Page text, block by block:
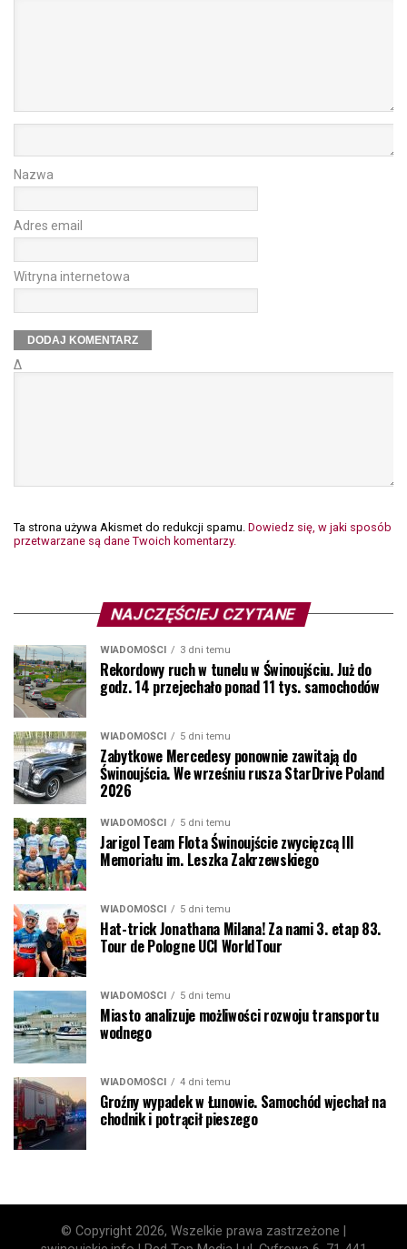
Nazwa
Adres email
Witryna internetowa
Δ
Ta strona używa Akismet do redukcji spamu. Dowiedz się, w jaki sposób
przetwarzane są dane Twoich komentarzy.
NAJCZĘŚCIEJ CZYTANE
WIADOMOŚCI 3 dni temu
Rekordowy ruch w tunelu w Świnoujściu. Już do
godz. 14 przejechało ponad 11 tys. samochodów
WIADOMOŚCI 5 dni temu
Zabytkowe Mercedesy ponownie zawitają do
Świnoujścia. We wrześniu rusza StarDrive Poland
2026
WIADOMOŚCI 5 dni temu
Jarigol Team Flota Świnoujście zwycięzcą III
Memoriału im. Leszka Zakrzewskiego
WIADOMOŚCI 5 dni temu
Hat-trick Jonathana Milana! Za nami 3. etap 83.
Tour de Pologne UCI WorldTour
WIADOMOŚCI 5 dni temu
Miasto analizuje możliwości rozwoju transportu
wodnego
WIADOMOŚCI 4 dni temu
Groźny wypadek w Łunowie. Samochód wjechał na
chodnik i potrącił pieszego
© Copyright 2026, Wszelkie prawa zastrzeżone |